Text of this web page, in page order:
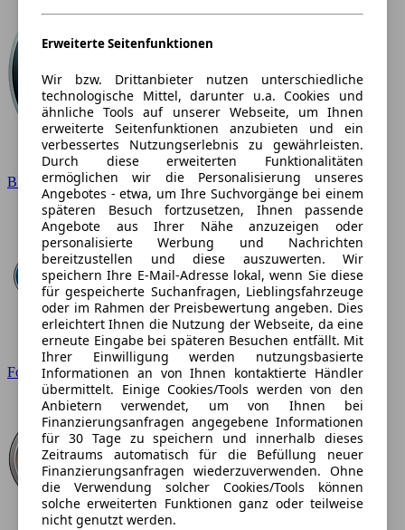
BMW
Ford
Erweiterte Seitenfunktionen
Wir bzw. Drittanbieter nutzen unterschiedliche
technologische Mittel, darunter u.a. Cookies und
ähnliche Tools auf unserer Webseite, um Ihnen
erweiterte Seitenfunktionen anzubieten und ein
verbessertes Nutzungserlebnis zu gewährleisten.
Durch diese erweiterten Funktionalitäten
ermöglichen wir die Personalisierung unseres
Angebotes - etwa, um Ihre Suchvorgänge bei einem
späteren Besuch fortzusetzen, Ihnen passende
Angebote aus Ihrer Nähe anzuzeigen oder
personalisierte Werbung und Nachrichten
bereitzustellen und diese auszuwerten. Wir
speichern Ihre E-Mail-Adresse lokal, wenn Sie diese
für gespeicherte Suchanfragen, Lieblingsfahrzeuge
oder im Rahmen der Preisbewertung angeben. Dies
erleichtert Ihnen die Nutzung der Webseite, da eine
erneute Eingabe bei späteren Besuchen entfällt. Mit
Ihrer Einwilligung werden nutzungsbasierte
Informationen an von Ihnen kontaktierte Händler
übermittelt. Einige Cookies/Tools werden von den
Anbietern verwendet, um von Ihnen bei
Finanzierungsanfragen angegebene Informationen
für 30 Tage zu speichern und innerhalb dieses
Zeitraums automatisch für die Befüllung neuer
Finanzierungsanfragen wiederzuverwenden. Ohne
die Verwendung solcher Cookies/Tools können
solche erweiterten Funktionen ganz oder teilweise
nicht genutzt werden.